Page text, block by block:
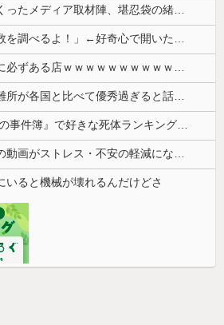
熊本の被災地で暴れまくったメディア取材陣、堪忍袋の緒が切れた地元住民が苦情を寄せまくった結果……
【悲報】「ブロック人数を調べるよ！」←好奇心で開いたら終わるサイトだった【HotTweets】
ハズレのフードコートに必ずある店ｗｗｗｗｗｗｗｗｗｗｗｗ
【画像】日本さん、避難所が各国と比べて優秀過ぎると話題に
【画像】 『金田一少年の事件簿』で好きな死体ランキング１位がこちら！
【朗報】かわいい動物の動画がストレス・不安の軽減になる可能性。英大学の研究で実証
いると機械が壊れるんだけどさ